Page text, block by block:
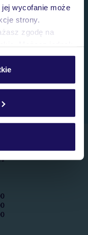
wycofanie może
strony.
zgodę na
w zakładkę
znajdziesz